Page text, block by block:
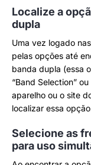
Localize a
dupla
Uma vez logado
pelas opções até
banda dupla (essa
“Band Selection”
aparelho ou o site
localizar essa
Selecione as
para uso